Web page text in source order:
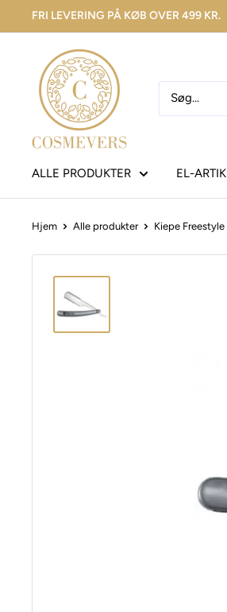
FRI LEVERING PÅ KØB OVER 499 KR.
ALLE PRODUKTER EL-
Hjem Alle produkter Kiepe